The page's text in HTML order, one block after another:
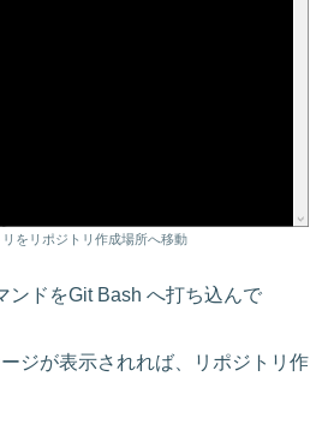
をリポジトリ作成場所へ移動
ンドをGit Bash へ打ち込んで
ジが表示されれば、リポジトリ作